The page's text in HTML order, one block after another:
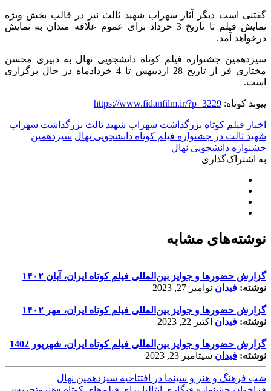
گفتنی است دیگر آثار سهراب شهید ثالث نیز در قالب بخش ویژه
نمایش فیلم تا تاریخ 3 خرداد برای عموم علاقه مندان به نمایش
درخواهد آمد.
سیزدهمین جشنواره فیلم کوتاه دانشجویی نهال به دبیری محسن
مختاری فر از تاریخ 28 اردیبهش تا 4 خردادماه در حال برگزاری
است.
پیوند کوتاه: https://www.fidanfilm.ir/?p=3229
اخبار فیلم کوتاه بزرگداشت سهراب شهید ثالث بزرگداشت سهراب
شهید ثالث در جشنواره فیلم کوتاه دانشجویی نهال سیزدهمین
جشنواره دانشجویی نهال
به اشتراک‌گذاری
نوشته‌های مشابه
گزارش حضورها و جوایز بین‌المللی فیلم کوتاه ایران، آبان ۱۴۰۲
نوشته: فیدان نوامبر 27, 2023
گزارش حضورها و جوایز بین‌المللی فیلم کوتاه ایران، مهر ۱۴۰۲
نوشته: فیدان اکتبر 22, 2023
گزارش حضورها و جوایز بین‌المللی فیلم کوتاه ایران، شهریور 1402
نوشته: فیدان سپتامبر 23, 2023
شب فرهنگ و هنر و سینما در افتتاحیه سیزدهمین نهال